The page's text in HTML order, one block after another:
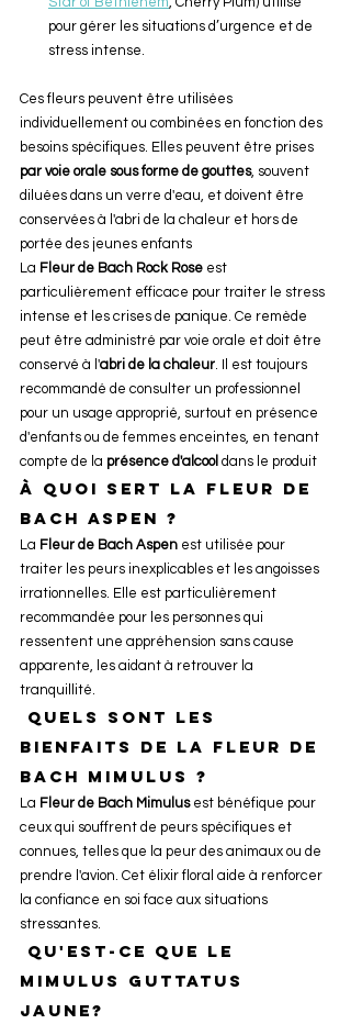
pour gérer les situations d’urgence et de
stress intense.
Ces fleurs peuvent être utilisées
individuellement ou combinées en fonction des
besoins spécifiques. Elles peuvent être prises
par voie orale sous forme de gouttes, souvent
diluées dans un verre d'eau, et doivent être
conservées à l'abri de la chaleur et hors de
portée des jeunes enfants
La Fleur de Bach Rock Rose est
particulièrement efficace pour traiter le stress
intense et les crises de panique. Ce remède
peut être administré par voie orale et doit être
conservé à l'abri de la chaleur . Il est toujours
recommandé de consulter un professionnel
pour un usage approprié, surtout en présence
d'enfants ou de femmes enceintes, en tenant
compte de la présence d'alcool dans le produit
À quoi sert la Fleur de
Bach Aspen ?
La Fleur de Bach Aspen est utilisée pour
traiter les peurs inexplicables et les angoisses
irrationnelles. Elle est particulièrement
recommandée pour les personnes qui
ressentent une appréhension sans cause
apparente, les aidant à retrouver la
tranquillité.
Quels sont les
bienfaits de la Fleur de
Bach Mimulus ?
La Fleur de Bach Mimulus est bénéfique pour
ceux qui souffrent de peurs spécifiques et
connues, telles que la peur des animaux ou de
prendre l'avion. Cet élixir floral aide à renforcer
la confiance en soi face aux situations
stressantes.
Qu'est-ce que le
Mimulus guttatus
jaune?